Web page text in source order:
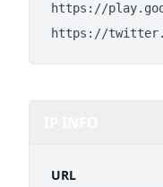
https://
https://
URL